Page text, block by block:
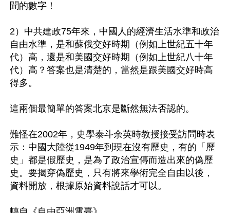
聞的數字！
2）中共建政75年來，中國人的經濟生活水準和政治
自由水準，是和蘇俄交好時期（例如上世紀五十年
代）高，還是和美國交好時期（例如上世紀八十年
代）高？答案也是清楚的，當然是跟美國交好時高
得多。
這兩個最簡單的答案北京是斷然無法否認的。
難怪在2002年，史學泰斗余英時教授接受訪問時表
示：中國大陸從1949年到現在沒有歷史，有的「歷
史」都是假歷史，是為了政治宣傳而造出來的偽歷
史。要揭穿偽歷史，只有將來學術完全自由以後，
資料開放，根據原始資料說話才可以。